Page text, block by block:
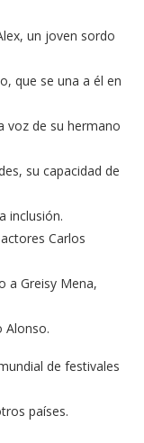
un joven sordo
que se una a él en
voz de su hermano
su capacidad de
inclusión.
Carlos
a Greisy Mena,
Alonso.
de festivales
países.